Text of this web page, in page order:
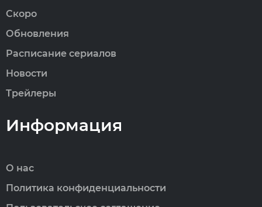
Скоро
Обновления
Расписание сериалов
Новости
Трейлеры
Информация
О нас
Политика конфиденциальности